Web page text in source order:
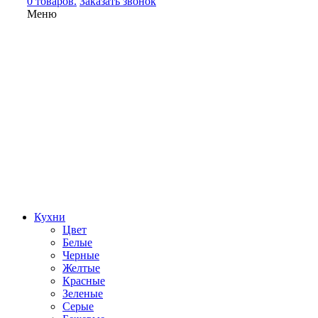
Меню
Кухни
Цвет
Белые
Черные
Желтые
Красные
Зеленые
Серые